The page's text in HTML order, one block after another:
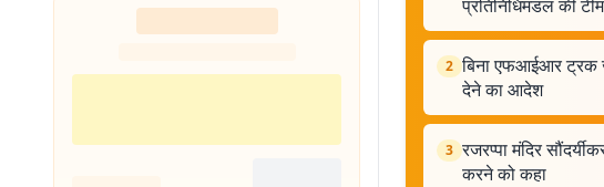
प्रतिनिधिमंडल की
2 बिना एफआईआर ट्रक
देने का आदेश
3 रजरप्पा मंदिर
करने को कहा